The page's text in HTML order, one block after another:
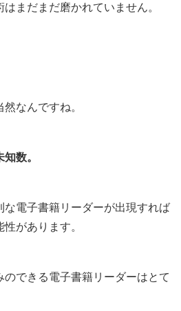
まだまだ磨かれていません。
なんですね。
数。
な電子書籍リーダーが出現すれば
があります。
できる電子書籍リーダーはとて